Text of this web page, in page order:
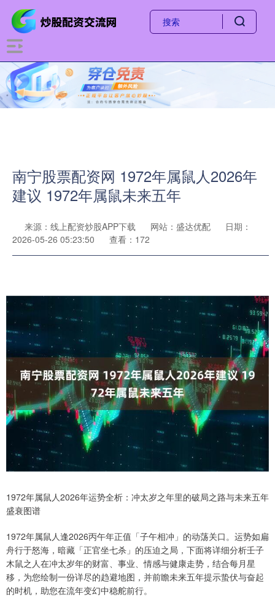
南宁股票配资网 1972年属鼠人2026年
建议 1972年属鼠未来五年
来源：线上配资炒股APP下载 网站：盛达优配
日期：
2026-05-26 05:23:50
查看：172
1972年属鼠人2026年运势全析：冲太岁之年里的破局之路与未来五年
盛衰图谱
1972年属鼠人逢2026丙午年正值「子午相冲」的动荡关口。运势如扁
舟行于怒海，暗藏「正官坐七杀」的压迫之局，下面将详细分析壬子
木鼠之人在冲太岁年的财富、事业、情感与健康走势，结合每月星
移，为您绘制一份详尽的趋避地图，并前瞻未来五年提示蛰伏与奋起
的时机，助您在流年变幻中稳舵前行。